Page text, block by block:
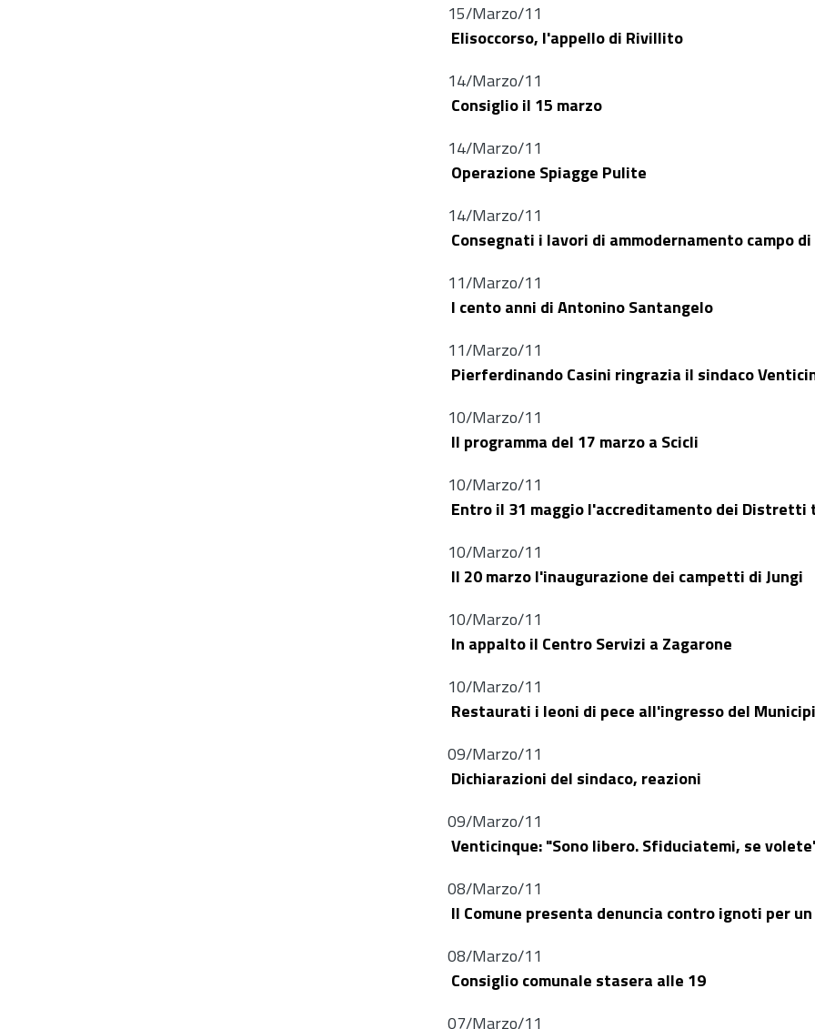
15/Marzo/11
Elisoccorso, l'appello di Rivillito
14/Marzo/11
Consiglio il 15 marzo
14/Marzo/11
Operazione Spiagge Pulite
14/Marzo/11
Consegnati i lavori di ammodernamento campo
11/Marzo/11
I cento anni di Antonino Santangelo
11/Marzo/11
Pierferdinando Casini ringrazia il sindaco
10/Marzo/11
Il programma del 17 marzo a Scicli
10/Marzo/11
Entro il 31 maggio l'accreditamento dei
10/Marzo/11
Il 20 marzo l'inaugurazione dei campetti di Jungi
10/Marzo/11
In appalto il Centro Servizi a Zagarone
10/Marzo/11
Restaurati i leoni di pece all'ingresso del
09/Marzo/11
Dichiarazioni del sindaco, reazioni
09/Marzo/11
Venticinque: "Sono libero. Sfiduciatemi, se
08/Marzo/11
Il Comune presenta denuncia contro ignoti per
08/Marzo/11
Consiglio comunale stasera alle 19
07/Marzo/11